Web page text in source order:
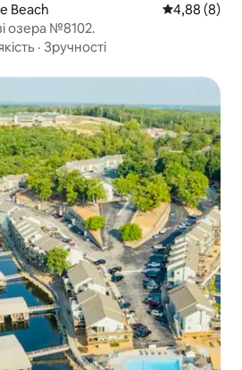
Beach Середня
4,88 (8)
озера №8102.
· Зручності